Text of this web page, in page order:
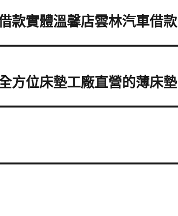
款實體溫馨店雲林汽車借款
方位床墊工廠直營的薄床墊